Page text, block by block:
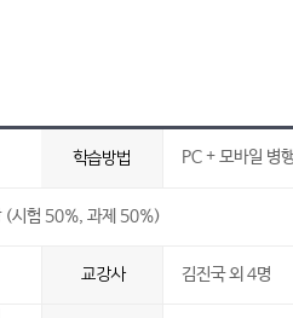
학습방법 PC + 모바일 병
(시험 50%, 과제 50%)
교강사 김진국 외 4명